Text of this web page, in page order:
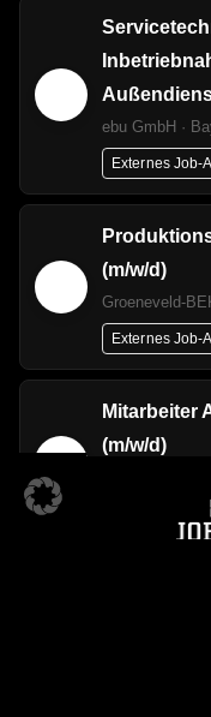
ebu GmbH ·
Externes Job-
(m/w/d)
Groeneveld-
Externes Job-
Mitarbeiter
(m/w/d)
Externes Job-